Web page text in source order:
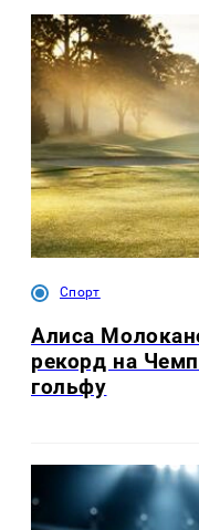
Спорт
Алиса
рекорд на
гольфу